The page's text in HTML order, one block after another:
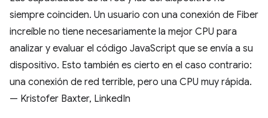
siempre coinciden. Un usuario con una conexión de Fiber
increíble no tiene necesariamente la mejor CPU para
analizar y evaluar el código JavaScript que se envía a su
dispositivo. Esto también es cierto en el caso contrario:
una conexión de red terrible, pero una CPU muy rápida.
— Kristofer Baxter, LinkedIn